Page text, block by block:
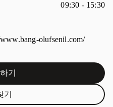
09:30 - 15:30
olufsenil.com/
기
Link Opens in New Tab
기 Opens in New Tab